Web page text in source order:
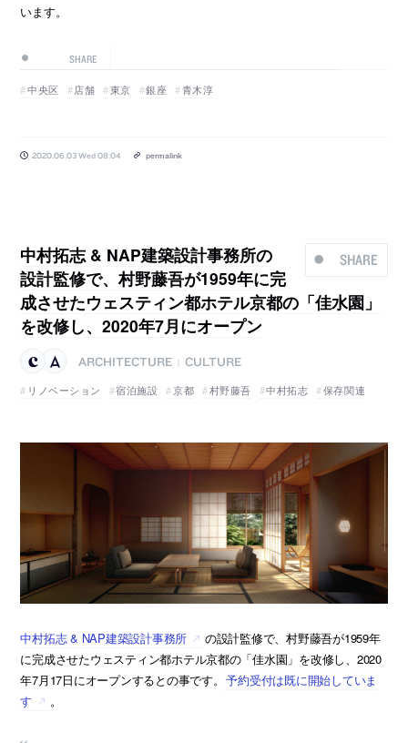
います。
SHARE
中央区 店舗 東京 銀座 青木淳
2020.06.03 Wed 08:04 permalink
SHARE
中村拓志 & NAP建築設計事務所の
設計監修で、村野藤吾が1959年に完
成させたウェスティン都ホテル京都の「佳水園」
を改修し、2020年7月にオープン
ARCHITECTURE
CULTURE
リノベーション
宿泊施設 京都 村野藤吾 中村拓志 保存関連
中村拓志 & NAP建築設計事務所
の設計監修で、村野藤吾が1959年
に完成させたウェスティン都ホテル京都の「佳水園」を改修し、2020
年7月17日にオープンするとの事です。 予約受付は既に開始していま
す
。